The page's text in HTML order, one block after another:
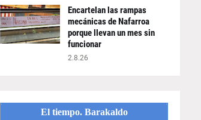
Encartelan las rampas
mecánicas de Nafarroa
porque llevan un mes sin
funcionar
2.8.26